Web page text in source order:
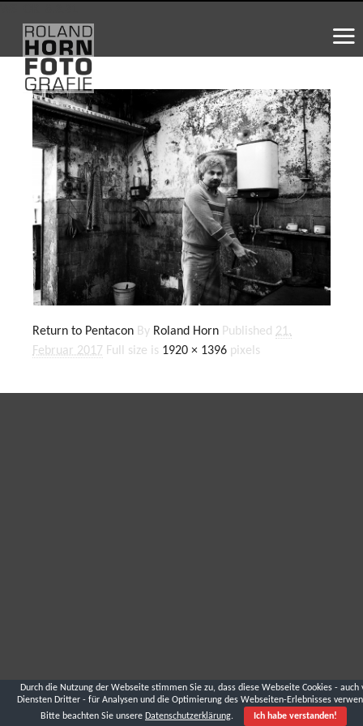
Return to Pentacon By Roland Horn Published 21.
Februar 2017 Full size is 1920 × 1396 pixels
Durch die Nutzung der Webseite stimmen Sie zu, dass diese Webseite Cookies - auch
Diensten Dritter - für Analysen und die Optimierung des Webseiten-Erlebnisses
Bitte beachten Sie unsere Datenschutzerklärung. Ich habe verstanden!